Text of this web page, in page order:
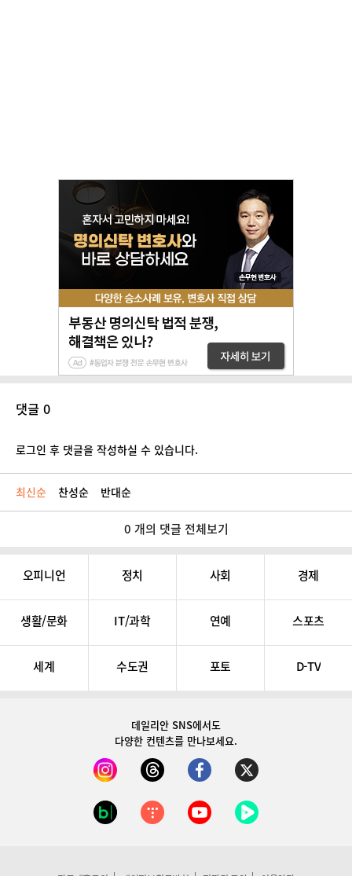
댓글 0
로그인 후 댓글을 작성하실 수 있습니다.
최신순 찬성순 반대순
0 개의 댓글 전체보기
오피니언 정치 사회 경제
생활/문화 IT/과학 연예 스포츠
세계 수도권 포토 D-TV
데일리안 SNS에서도
다양한 컨텐츠를 만나보세요.